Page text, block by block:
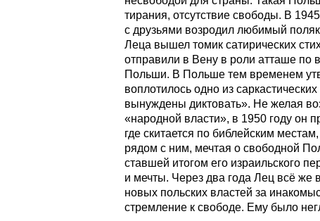
тирания, отсутствие свободы. В
с друзьями возродил любимый
Леца вышел томик сатирических
отправили в Вену в роли атташе по
Польши. В Польше тем временем
воплотилось одно из
вынуждены диктовать». Не желая
«народной власти», в 1950 году он
где скитается по библейским
рядом с ним, мечтая о свободной
ставшей итогом его израильского
и мечты. Через два года Лец всё же
новых польских властей за
стремление к свободе. Ему было